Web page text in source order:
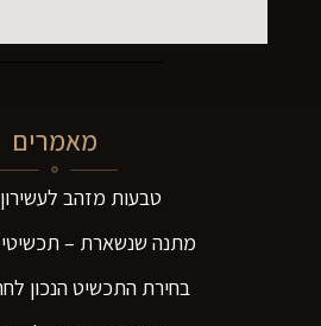
מאמרים
טבעות מזהב לעשירון
מתנה שנשארת – תכשיטי
בחירת התכשיט הנכון